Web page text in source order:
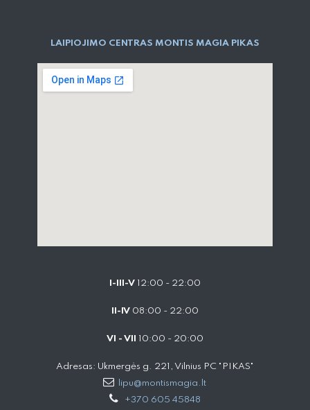
LAIPIOJIMO CENTRAS MONTIS MAGIA PIKAS
I-III-V 12:00 - 22:00
II-IV 08:00 - 22:00
VI - VII 10:00 - 20:00
Adresas: Ukmergės g. 221, Vilnius PC "PIKAS"
lipu@montismagia.lt
+370 605 45848